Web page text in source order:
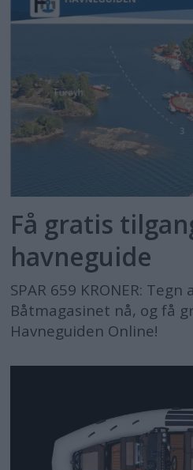
Få gratis
havneguide
SPAR 659 KRONER:
Båtmagasinet nå, og få
Havneguiden Online!